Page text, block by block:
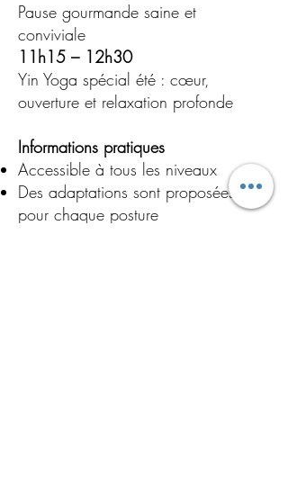
Pause gourmande saine et
conviviale
11h15 – 12h30
Yin Yoga spécial été : cœur,
ouverture et relaxation profonde
Informations pratiques
Accessible à tous les niveaux
Des adaptations sont proposées
pour chaque posture